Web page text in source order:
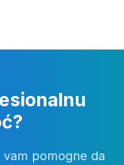
pomogne da